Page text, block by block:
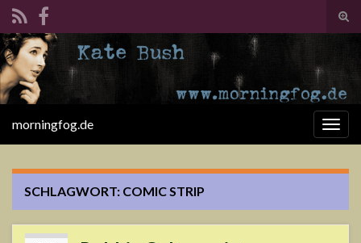
Search for:
morningfog.de
SCHLAGWORT: COMIC STRIP